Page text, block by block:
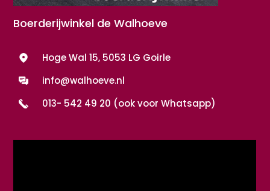
Boerderijwinkel de Walhoeve
Hoge Wal 15, 5053 LG Goirle
info@walhoeve.nl
013- 542 49 20 (ook voor Whatsapp)